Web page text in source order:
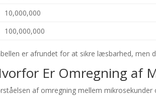
10,000,000
100,000,000
er afrundet for at sikre læsbarhed, men
Er Omregning af
af omregning mellem